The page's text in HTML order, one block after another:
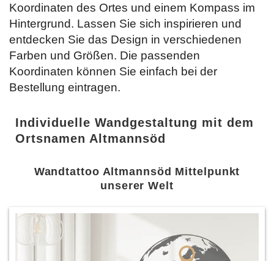
Koordinaten des Ortes und einem Kompass im
Hintergrund. Lassen Sie sich inspirieren und
entdecken Sie das Design in verschiedenen
Farben und Größen. Die passenden
Koordinaten können Sie einfach bei der
Bestellung eintragen.
Individuelle Wandgestaltung mit dem
Ortsnamen Altmannsöd
Wandtattoo Altmannsöd Mittelpunkt
unserer Welt